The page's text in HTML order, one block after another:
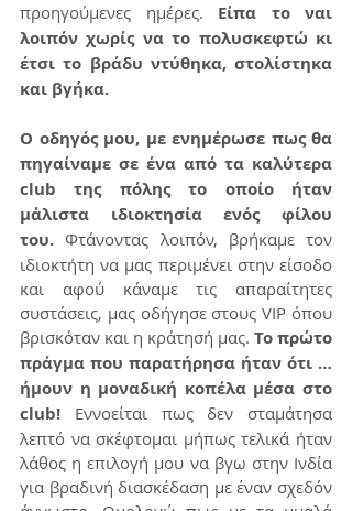
προηγούμενες ημέρες. Είπα το ναι
λοιπόν χωρίς να το πολυσκεφτώ κι
έτσι το βράδυ ντύθηκα, στολίστηκα
και βγήκα.
Ο οδηγός μου, με ενημέρωσε πως θα
πηγαίναμε σε ένα από τα καλύτερα
club της πόλης το οποίο ήταν
μάλιστα ιδιοκτησία ενός φίλου
του. Φτάνοντας λοιπόν, βρήκαμε τον
ιδιοκτήτη να μας περιμένει στην είσοδο
και αφού κάναμε τις απαραίτητες
συστάσεις, μας οδήγησε στους VIP όπου
βρισκόταν και η κράτησή μας. Το πρώτο
πράγμα που παρατήρησα ήταν ότι …
ήμουν η μοναδική κοπέλα μέσα στο
club! Εννοείται πως δεν σταμάτησα
λεπτό να σκέφτομαι μήπως τελικά ήταν
λάθος η επιλογή μου να βγω στην Ινδία
για βραδινή διασκέδαση με έναν σχεδόν